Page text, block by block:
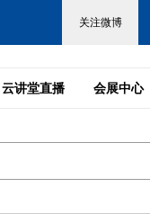
云讲堂直播 会展中心